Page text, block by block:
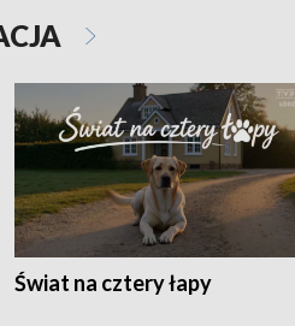
Świat na cztery łapy